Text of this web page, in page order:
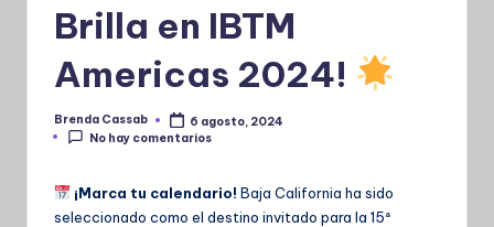
Brilla en IBTM
Americas 2024!
Publicado
por
Brenda Cassab
6 agosto, 2024
No hay comentarios
¡Marca tu calendario! Baja California ha sido
seleccionado como el destino invitado para la 15ª